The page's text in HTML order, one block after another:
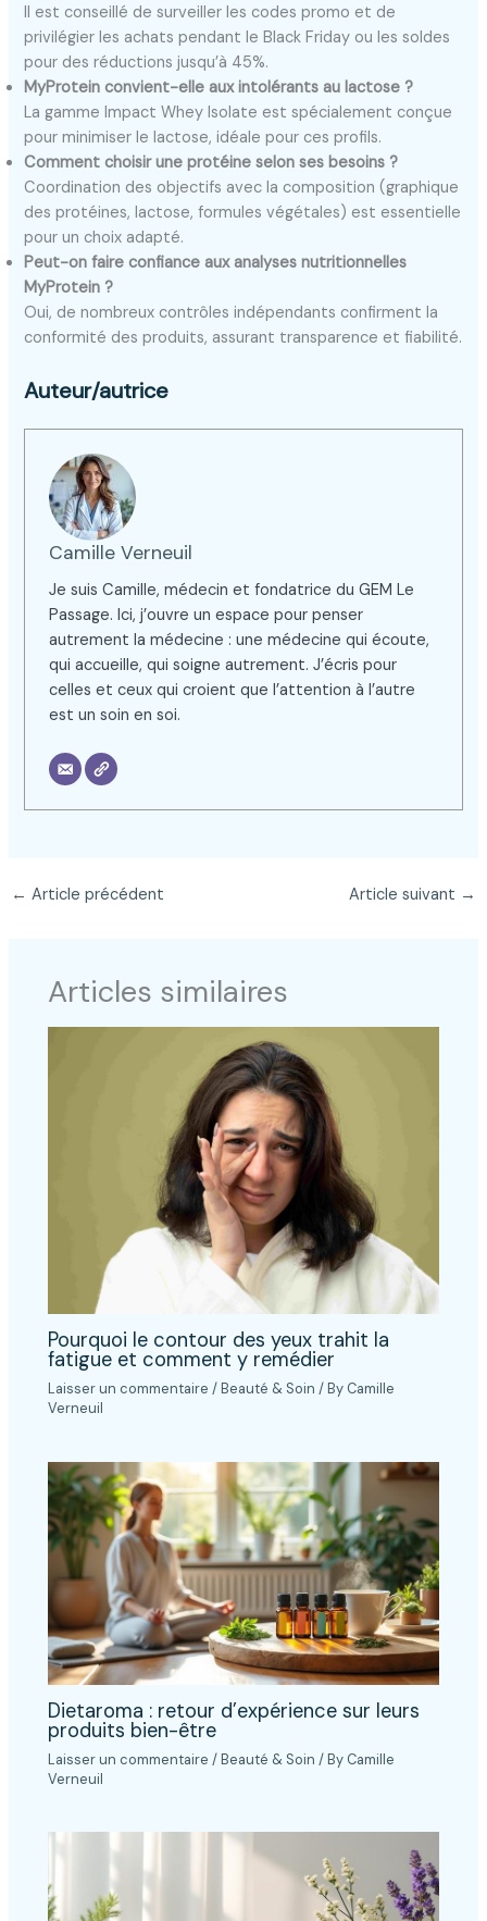
Il est conseillé de surveiller les codes promo et de
privilégier les achats pendant le Black Friday ou les soldes
pour des réductions jusqu’à 45%.
MyProtein convient-elle aux intolérants au lactose ?
La gamme Impact Whey Isolate est spécialement conçue
pour minimiser le lactose, idéale pour ces profils.
Comment choisir une protéine selon ses besoins ?
Coordination des objectifs avec la composition (graphique
des protéines, lactose, formules végétales) est essentielle
pour un choix adapté.
Peut-on faire confiance aux analyses nutritionnelles
MyProtein ?
Oui, de nombreux contrôles indépendants confirment la
conformité des produits, assurant transparence et fiabilité.
Auteur/autrice
Camille Verneuil
Je suis Camille, médecin et fondatrice du GEM Le
Passage. Ici, j’ouvre un espace pour penser
autrement la médecine : une médecine qui écoute,
qui accueille, qui soigne autrement. J’écris pour
celles et ceux qui croient que l’attention à l’autre
est un soin en soi.
← Article précédent Article suivant →
Articles similaires
Pourquoi le contour des yeux trahit la
fatigue et comment y remédier
Laisser un commentaire /Beauté & Soin / By Camille
Verneuil
Dietaroma : retour d’expérience sur leurs
produits bien-être
Laisser un commentaire /Beauté & Soin / By Camille
Verneuil